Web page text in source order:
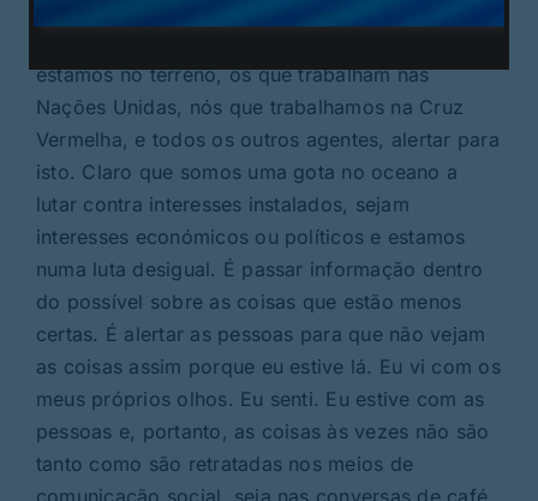
estamos no terreno, os que trabalham nas
Nações Unidas, nós que trabalhamos na Cruz
Vermelha, e todos os outros agentes, alertar para
isto. Claro que somos uma gota no oceano a
lutar contra interesses instalados, sejam
interesses económicos ou políticos e estamos
numa luta desigual. É passar informação dentro
do possível sobre as coisas que estão menos
certas. É alertar as pessoas para que não vejam
as coisas assim porque eu estive lá. Eu vi com os
meus próprios olhos. Eu senti. Eu estive com as
pessoas e, portanto, as coisas às vezes não são
tanto como são retratadas nos meios de